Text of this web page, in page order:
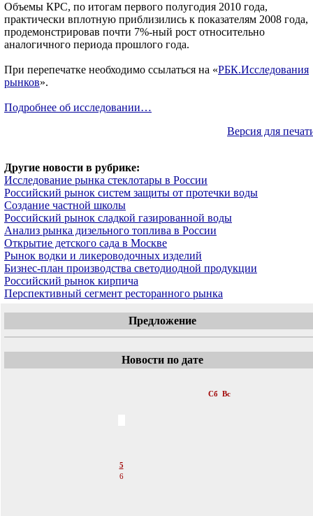
Объемы КРС, по итогам первого полугодия 2010 года,
практически вплотную приблизились к показателям 2008 года,
продемонстрировав почти 7%-ный рост относительно
аналогичного периода прошлого года.
При перепечатке необходимо ссылаться на «РБК.Исследования
рынков».
Подробнее об исследовании…
Версия для
Другие новости в рубрике:
Исследование рынка стеклотары в России
Российский рынок систем защиты от протечки воды
Создание частной школы
Российский рынок сладкой газированной воды
Анализ рынка дизельного топлива в России
Открытие детского сада в Москве
Рынок водки и ликероводочных изделий
Бизнес-план производства светодиодной продукции
Российский рынок кирпича
Перспективный сегмент ресторанного рынка
Предложение
Новости по дате
Сб Вс
5
6